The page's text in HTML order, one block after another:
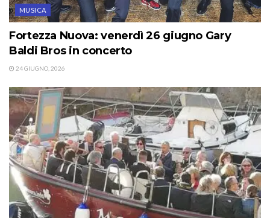
MUSICA
Fortezza Nuova: venerdì 26 giugno Gary
Baldi Bros in concerto
24 GIUGNO, 2026